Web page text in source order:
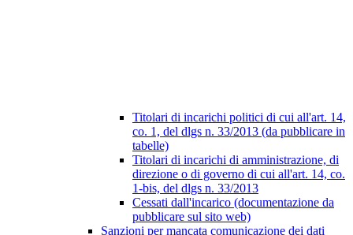
Titolari di incarichi politici di cui all'art. 14,
co. 1, del dlgs n. 33/2013 (da pubblicare in
tabelle)
Titolari di incarichi di amministrazione, di
direzione o di governo di cui all'art. 14, co.
1-bis, del dlgs n. 33/2013
Cessati dall'incarico (documentazione da
pubblicare sul sito web)
Sanzioni per mancata comunicazione dei dati